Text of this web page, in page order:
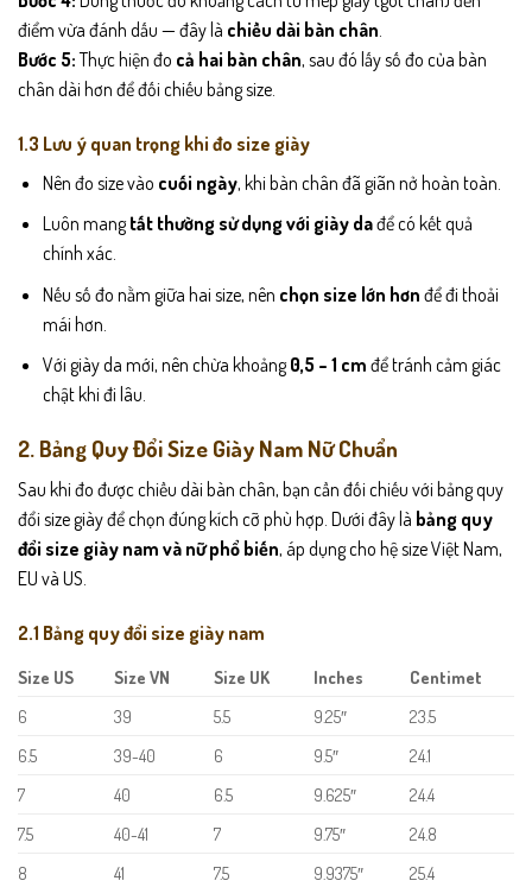
điểm vừa đánh dấu — đây là chiều dài bàn chân
Bước 5:Thực hiện đo cả hai bàn chân, sau đó lấy số đo của bàn
chân dài hơn để đối chiếu bảng size.
1.3 Lưu ý quan trọng khi đo size giày
Nên đo size vào cuối ngày, khi bàn chân đã giãn nở hoàn toàn.
Luôn mangtất thường sử dụng với giày dađể có kết quả
chính xác.
Nếu số đo nằm giữa hai size, nên chọn size lớn hơn để đi thoải
mái hơn.
Với giày da mới, nên chừa khoảng0,5 – 1 cm để tránh cảm giác
chật khi đi lâu.
2. Bảng Quy Đổi Size Giày Nam Nữ Chuẩn
Sau khi đo được chiều dài bàn chân, bạn cần đối chiếu với bảng quy
đổi size giày để chọn đúng kích cỡ phù hợp. Dưới đây là bảng quy
đổi size giày nam và nữ phổ biến, áp dụng cho hệ size Việt Nam,
EU và US.
2.1 Bảng quy đổi size giày nam
Size US Size VN Size UK Inches
Centimet
6
39 5.5 9.25″
23.5
6.5
39-40 6 9.5″
24.1
7
40 6.5 9.625″
24.4
7.5
40-41 7 9.75″
24.8
8
41 7.5 9.9375″
25.4